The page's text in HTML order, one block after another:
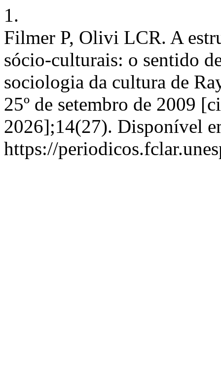
1.
Filmer P, Olivi LCR. A
sócio-culturais: o sentido
sociologia da cultura de
25º de setembro de 2009
2026];14(27). Disponível
https://